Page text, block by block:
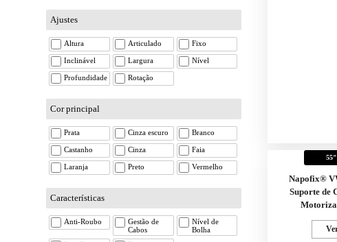
Ajustes
Altura Articulado Fixo
Inclinável Largura Nível
Profundidade Rotação
Cor principal
Prata Cinza escuro Branco
Castanho Cinza Faia
Laranja Preto Vermelho
Características
Anti-Roubo
Gestão de
Cabos
Nível de
Bolha
Napofix®
Suporte de